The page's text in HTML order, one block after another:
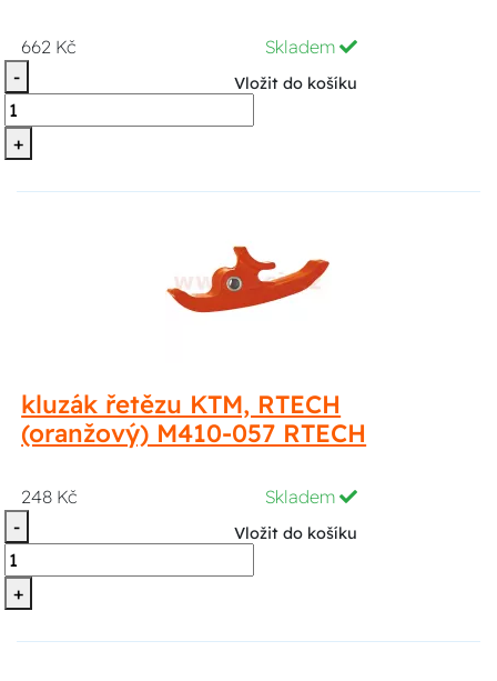
662 Kč
Skladem
-
+
Vložit do košíku
kluzák řetězu KTM, RTECH
(oranžový) M410-057 RTECH
248 Kč
Skladem
-
+
Vložit do košíku